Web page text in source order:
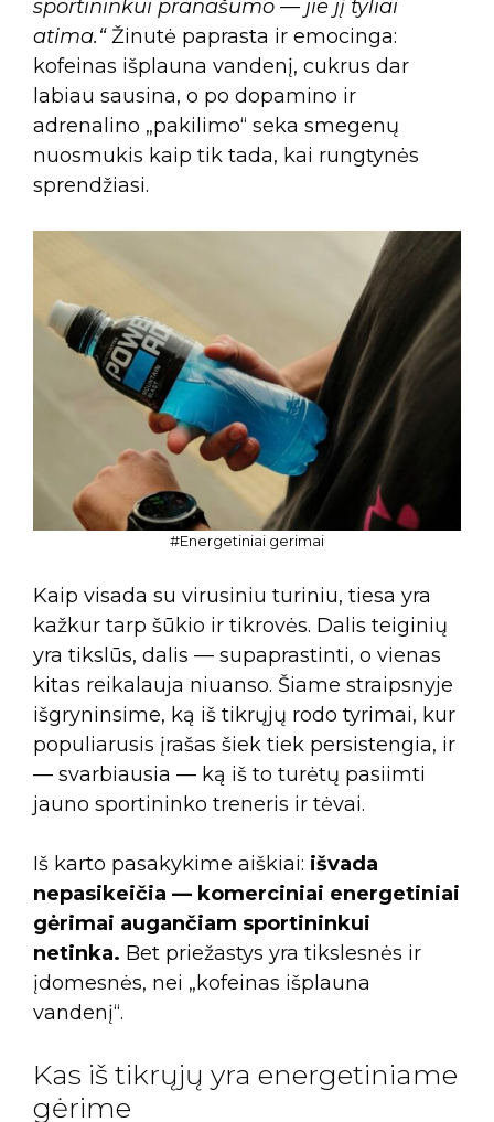
sportininkui pranašumo — jie jį tyliai
atima.“Žinutė paprasta ir emocinga:
kofeinas išplauna vandenį, cukrus dar
labiau sausina, o po dopamino ir
adrenalino „pakilimo“ seka smegenų
nuosmukis kaip tik tada, kai rungtynės
sprendžiasi.
#Energetiniai gerimai
Kaip visada su virusiniu turiniu, tiesa yra
kažkur tarp šūkio ir tikrovės. Dalis teiginių
yra tikslūs, dalis — supaprastinti, o vienas
kitas reikalauja niuanso. Šiame straipsnyje
išgryninsime, ką iš tikrųjų rodo tyrimai, kur
populiarusis įrašas šiek tiek persistengia, ir
— svarbiausia — ką iš to turėtų pasiimti
jauno sportininko treneris ir tėvai.
Iš karto pasakykime aiškiai: išvada
nepasikeičia — komerciniai energetiniai
gėrimai augančiam sportininkui
netinka. Bet priežastys yra tikslesnės ir
įdomesnės, nei „kofeinas išplauna
vandenį“.
Kas iš tikrųjų yra energetiniame
gėrime